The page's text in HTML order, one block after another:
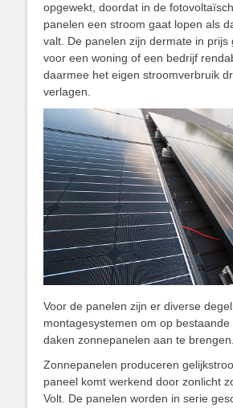
opgewekt, doordat in de
panelen een stroom gaat lopen als
valt. De panelen zijn dermate in prijs
voor een woning of een bedrijf
daarmee het eigen stroomverbruik
verlagen.
Voor de panelen zijn er diverse
montagesystemen om op bestaande
daken zonnepanelen aan te brengen.
Zonnepanelen produceren
paneel komt werkend door zonlicht
Volt. De panelen worden in serie